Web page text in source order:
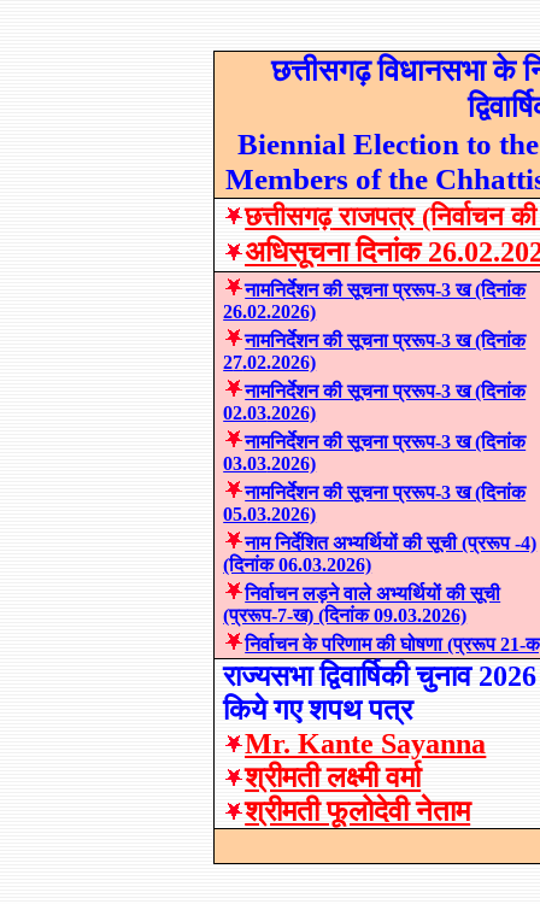
छत्तीसगढ़ विधानसभा के
Biennial Election to
Members of the
छत्तीसगढ़राजपत्र (निर्वाचन
अधिसूचना दिनांक
नामनिर्देशन की सूचना प्ररूप-3 ख (दिनांक
26.02.2026)
नामनिर्देशन की सूचना प्ररूप-3 ख (दिनांक
27.02.2026)
नामनिर्देशन की सूचना प्ररूप-3 ख (दिनांक
02.03.2026)
नामनिर्देशन की सूचना प्ररूप-3 ख (दिनांक
03.03.2026)
नामनिर्देशन की सूचना प्ररूप-3 ख (दिनांक
05.03.2026)
नाम निर्देशित अभ्यर्थियों की सूची (प्ररूप -4)
(दिनांक 06.03.2026)
निर्वाचन लड़ने वाले अभ्यर्थियों की सूची
(प्ररूप-7-ख) (दिनांक 09.03.2026)
निर्वाचन के परिणाम की घोषणा (प्ररूप 21-
राज्यसभा द्विवार्षिकी चुनाव2026
किये गए शपथ पत्र
Mr. Kante Sayanna
श्रीमती लक्ष्मी वर्मा
श्रीमती फूलोदेवी नेताम